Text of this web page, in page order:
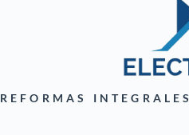
REFORMAS